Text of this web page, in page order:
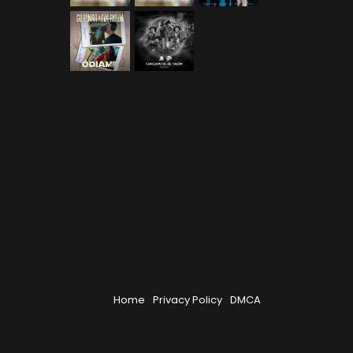
Home Privacy Policy DMCA